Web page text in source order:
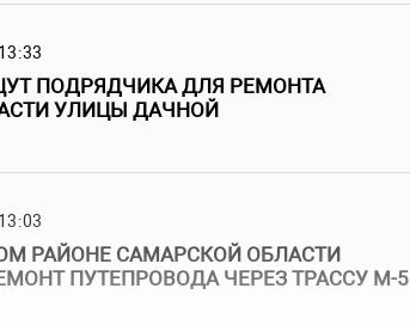
ПОДРЯДЧИКА ДЛЯ РЕМОНТА
УЛИЦЫ ДАЧНОЙ
РАЙОНЕ САМАРСКОЙ ОБЛАСТИ
ПУТЕПРОВОДА ЧЕРЕЗ ТРАССУ М-5